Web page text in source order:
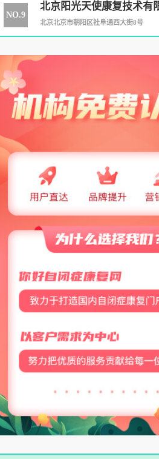
NO.9
北京阳光天使康复技术有
北京北京市朝阳区社阜通西大街8号